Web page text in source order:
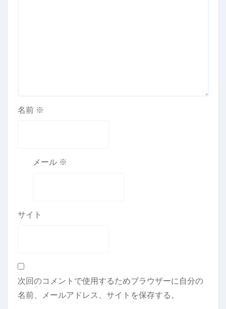
名前 ※
メール ※
サイト
次回のコメントで使用するためブラウザーに自分の
名前、メールアドレス、サイトを保存する。